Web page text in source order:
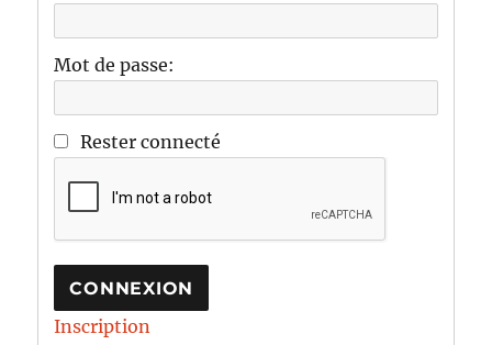
Mot de passe:
Rester connecté
CONNEXION
Inscription